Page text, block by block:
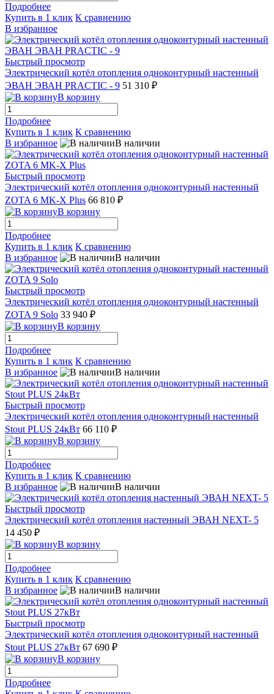
Подробнее
Купить в 1 клик К сравнению
В избранное
Быстрый просмотр
Электрический котёл отопления одноконтурный настенный
ЭВАН ЭВАН PRACTIC - 9 51 310 ₽
В корзину
Подробнее
Купить в 1 клик К сравнению
В избранное
В наличии
Быстрый просмотр
Электрический котёл отопления одноконтурный настенный
ZOTA 6 MK-X Plus 66 810 ₽
В корзину
Подробнее
Купить в 1 клик К сравнению
В избранное
В наличии
Быстрый просмотр
Электрический котёл отопления одноконтурный настенный
ZOTA 9 Solo 33 940 ₽
В корзину
Подробнее
Купить в 1 клик К сравнению
В избранное
В наличии
Быстрый просмотр
Электрический котёл отопления одноконтурный настенный
Stout PLUS 24кВт 66 110 ₽
В корзину
Подробнее
Купить в 1 клик К сравнению
В избранное
В наличии
Быстрый просмотр
Электрический котёл отопления настенный ЭВАН NEXT- 5
14 450 ₽
В корзину
Подробнее
Купить в 1 клик К сравнению
В избранное
В наличии
Быстрый просмотр
Электрический котёл отопления одноконтурный настенный
Stout PLUS 27кВт 67 690 ₽
В корзину
Подробнее